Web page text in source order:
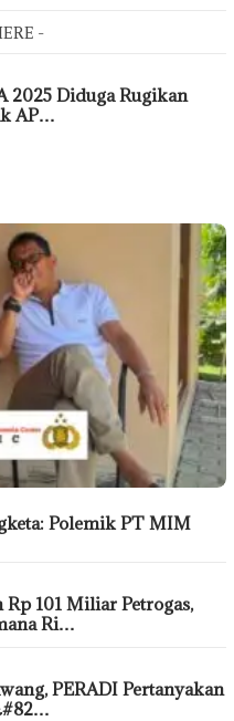
-
2025 Diduga Rugikan
AP…
Polemik PT MIM
101 Miliar Petrogas,
Ri…
PERADI Pertanyakan